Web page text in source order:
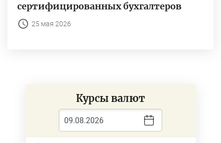
сертифицированных бухгалтеров
25 мая 2026
Курсы валют